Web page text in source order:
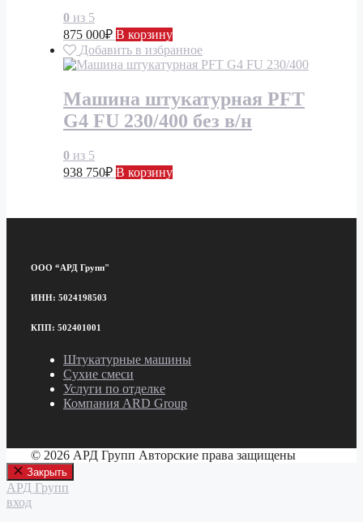
0 из 5
875 000₽ В корзину
Добавить в избранное
Машина штукатурная PFT
G4 FU 230/400 без в/н
0 из 5
938 750₽ В корзину
ООО “АРД Групп"
ИНН: 5024198503
КПП: 502401001
Штукатурные машины
Сухие смеси
Услуги по отделке
Компания ARD Group
© 2026 АРД Групп Авторские права защищены
Закрыть
АРД Групп
вход